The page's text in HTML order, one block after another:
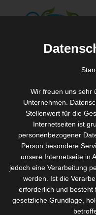
SANTOS WELLNESS & KOSMETIK
Für gepflegte
Gepflegte und hübsche
alltägliche Visitenkarte.
nur schöner, sondern
Spa steht lateinisch für
»gesund durch Wasser«
Wir freuen uns sehr
Unternehmen.
Stellenwert für die
Internetseiten ist
personenbezogener
Person besondere
unsere Internetseite in
jedoch eine Verarbeitung
werden. Ist die
erforderlich und besteht
gesetzliche Grundlage,